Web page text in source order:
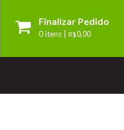
Finalizar Pedido
0 itens | R$0,00